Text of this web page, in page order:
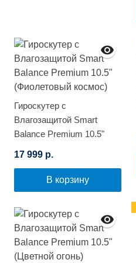
Гироскутер с
Влагозащитой Smart
Balance Premium 10.5"
17 999 р.
В корзину